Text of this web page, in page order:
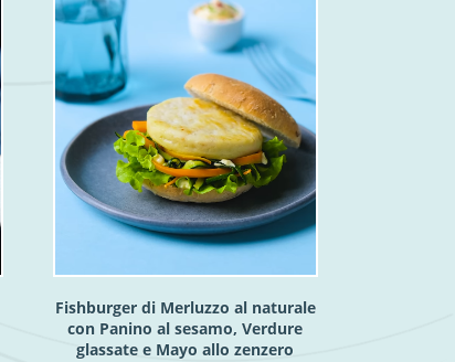
Fishburger di Merluzzo al naturale
con Panino al sesamo, Verdure
glassate e Mayo allo zenzero